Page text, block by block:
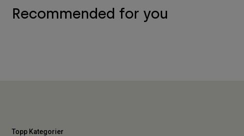
Recommended for you
Topp Kategorier